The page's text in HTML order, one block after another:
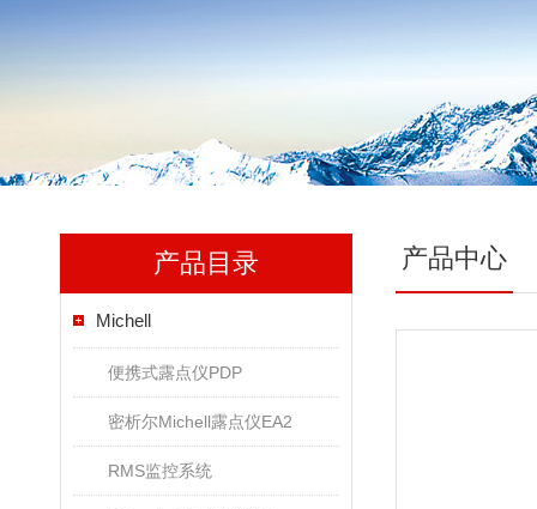
产品目录
Michell
便携式露点仪PDP
密析尔Michell露点仪EA2
RMS监控系统
产品中心